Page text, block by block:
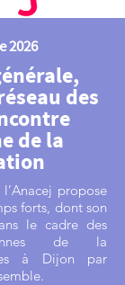
2026
des
de la
propose
forts, dont son
le cadre des
de la
à Dijon par